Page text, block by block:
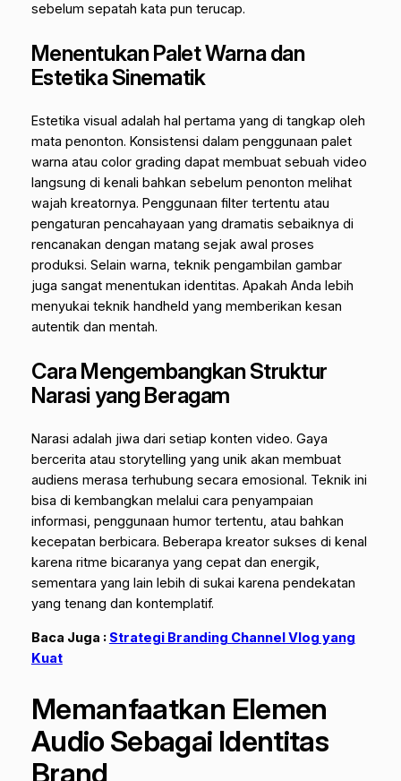
sebelum sepatah kata pun terucap.
Menentukan Palet Warna dan
Estetika Sinematik
Estetika visual adalah hal pertama yang di tangkap oleh
mata penonton. Konsistensi dalam penggunaan palet
warna atau color grading dapat membuat sebuah video
langsung di kenali bahkan sebelum penonton melihat
wajah kreatornya. Penggunaan filter tertentu atau
pengaturan pencahayaan yang dramatis sebaiknya di
rencanakan dengan matang sejak awal proses
produksi. Selain warna, teknik pengambilan gambar
juga sangat menentukan identitas. Apakah Anda lebih
menyukai teknik handheld yang memberikan kesan
autentik dan mentah.
Cara Mengembangkan Struktur
Narasi yang Beragam
Narasi adalah jiwa dari setiap konten video. Gaya
bercerita atau storytelling yang unik akan membuat
audiens merasa terhubung secara emosional. Teknik ini
bisa di kembangkan melalui cara penyampaian
informasi, penggunaan humor tertentu, atau bahkan
kecepatan berbicara. Beberapa kreator sukses di kenal
karena ritme bicaranya yang cepat dan energik,
sementara yang lain lebih di sukai karena pendekatan
yang tenang dan kontemplatif.
Baca Juga : Strategi Branding Channel Vlog yang
Kuat
Memanfaatkan Elemen
Audio Sebagai Identitas
Brand